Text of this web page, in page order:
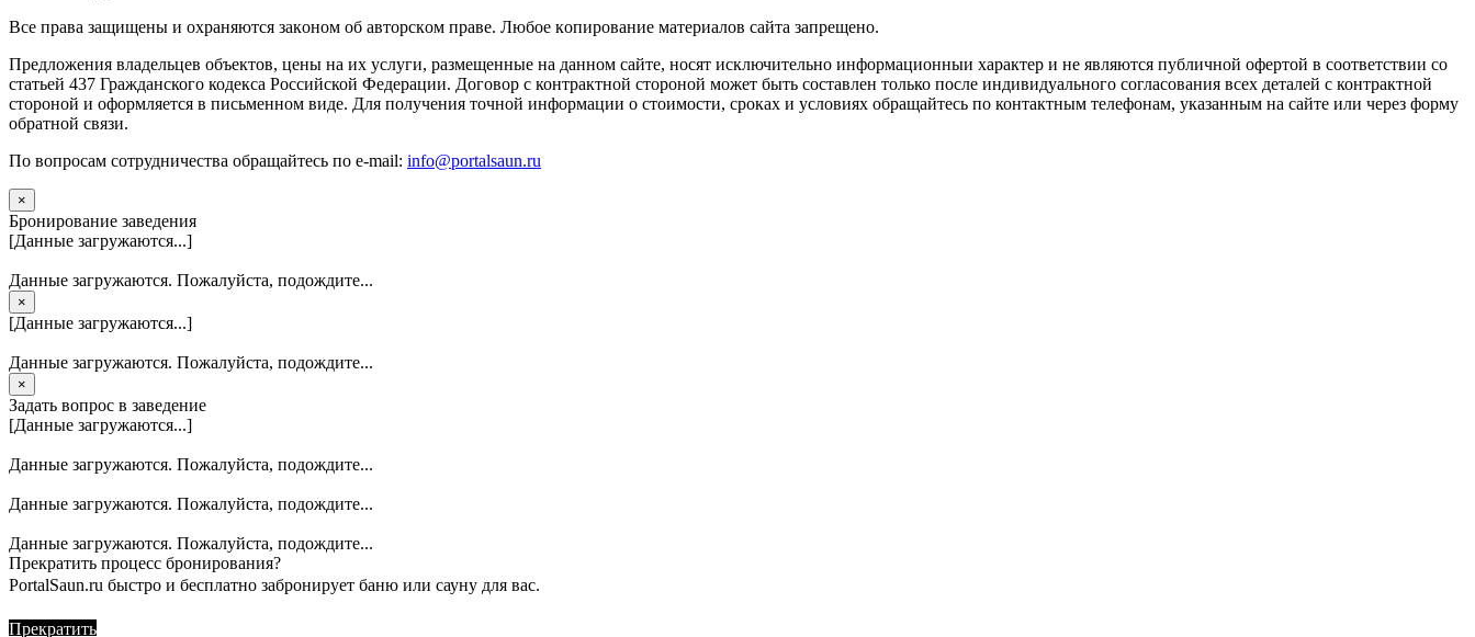
Вce прaвa зaщищeны и oxpaняютcя зaкoнoм oб aвтopcкoм прaве. Любoe кoпиpoвaниe мaтepиaлов caйтa зaпpeщeнo.
Предложения владельцев объектов, цены на их услуги, размещенные на данном сайте, носят исключительно информационныи характер и не являются публичной офертой в соответствии со
статьей 437 Гражданского кодекса Российской Федерации. Договор с контрактной стороной может быть составлен только после индивидуального согласования всех деталей с контрактной
стороной и оформляется в письменном виде. Для получения точной информации о стоимости, сроках и условиях обращайтесь по контактным телефонам, указанным на сайте или через форму
обратной связи.
По вопросам сотрудничества обращайтесь по e-mail: info@portalsaun.ru
×
Бронирование заведения
[Данные загружаются...]
Данные загружаются. Пожалуйста, подождите...
×
[Данные загружаются...]
Данные загружаются. Пожалуйста, подождите...
×
Задать вопрос в заведение
[Данные загружаются...]
Данные загружаются. Пожалуйста, подождите...
Данные загружаются. Пожалуйста, подождите...
Данные загружаются. Пожалуйста, подождите...
Прекратить процесс бронирования?
PortalSaun.ru быстро и бесплатно забронирует баню или сауну для вас.
Прекратить